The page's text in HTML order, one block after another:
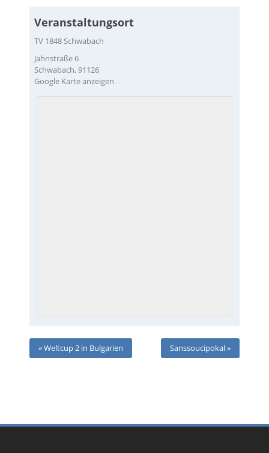
Veranstaltungsort
TV 1848 Schwabach
Jahnstraße 6
Schwabach, 91126
Google Karte anzeigen
«Weltcup 2 in Bulgarien Sanssoucipokal»